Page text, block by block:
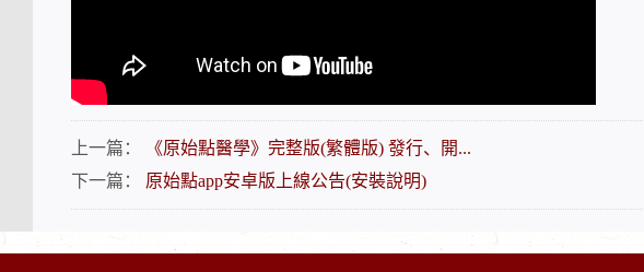
上一篇：
《原始點醫學》完整版(繁體版) 發行、開...
下一篇：
原始點app安卓版上線公告(安裝說明)